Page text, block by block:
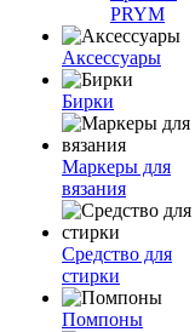
PRYM
Аксессуары
Бирки
Маркеры для
вязания
Средство для
стирки
Помпоны